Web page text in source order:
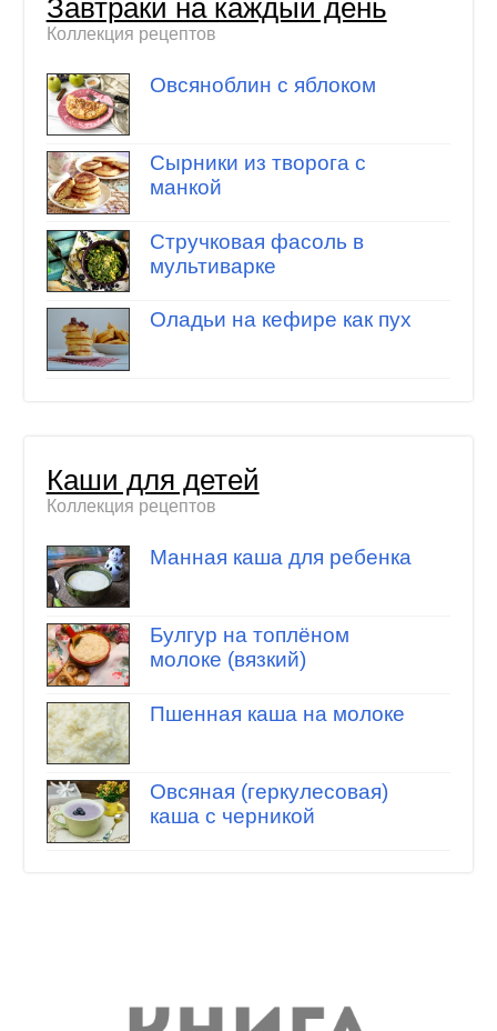
Завтраки на каждый день
Коллекция рецептов
Овсяноблин с яблоком
Cырники из творога с
манкой
Стручковая фасоль в
мультиварке
Оладьи на кефире как пух
Каши для детей
Коллекция рецептов
Манная каша для ребенка
Булгур на топлёном
молоке (вязкий)
Пшенная каша на молоке
Овсяная (геркулесовая)
каша с черникой